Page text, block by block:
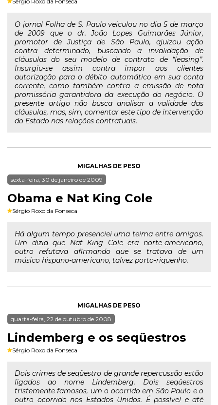
O jornal Folha de S. Paulo veiculou no dia 5 de março
de 2009 que o dr. João Lopes Guimarães Júnior,
promotor de Justiça de São Paulo, ajuizou ação
contra determinado, buscando a invalidação de
cláusulas do seu modelo de contrato de “leasing”.
Insurgiu-se assim contra impor aos clientes
autorização para o débito automático em sua conta
corrente, como também contra a emissão de nota
promissória garantidora da execução do negócio. O
presente artigo não busca analisar a validade das
cláusulas, mas, sim, comentar este tipo de intervenção
do Estado nas relações contratuais.
MIGALHAS DE PESO
sexta-feira, 30 de janeiro de 2009
Obama e Nat King Cole
Sérgio Roxo da Fonseca
Há algum tempo presenciei uma teima entre amigos.
Um dizia que Nat King Cole era norte-americano,
outro refutava afirmando que se tratava de um
músico hispano-americano, talvez porto-riquenho.
MIGALHAS DE PESO
quarta-feira, 22 de outubro de 2008
Lindemberg e os seqüestros
Sérgio Roxo da Fonseca
Dois crimes de seqüestro de grande repercussão estão
ligados ao nome Lindemberg. Dois seqüestros
tristemente famosos, um o ocorrido em São Paulo e o
outro ocorrido nos Estados Unidos. É possível e até